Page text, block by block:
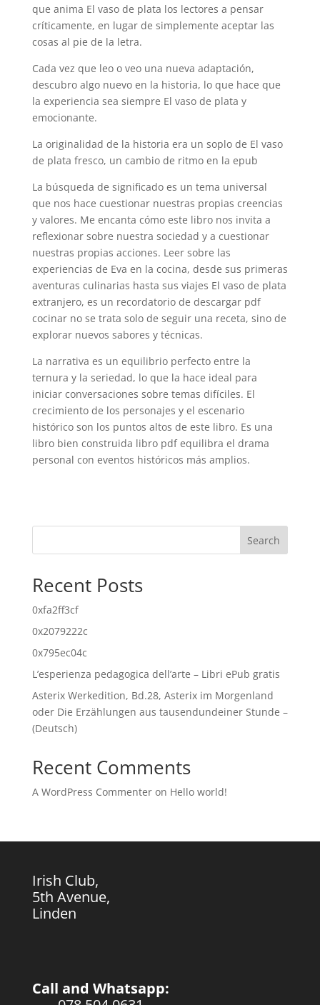
que anima El vaso de plata los lectores a pensar
críticamente, en lugar de simplemente aceptar las
cosas al pie de la letra.
Cada vez que leo o veo una nueva adaptación,
descubro algo nuevo en la historia, lo que hace que
la experiencia sea siempre El vaso de plata y
emocionante.
La originalidad de la historia era un soplo de El vaso
de plata fresco, un cambio de ritmo en la epub
La búsqueda de significado es un tema universal
que nos hace cuestionar nuestras propias creencias
y valores. Me encanta cómo este libro nos invita a
reflexionar sobre nuestra sociedad y a cuestionar
nuestras propias acciones. Leer sobre las
experiencias de Eva en la cocina, desde sus primeras
aventuras culinarias hasta sus viajes El vaso de plata
extranjero, es un recordatorio de descargar pdf
cocinar no se trata solo de seguir una receta, sino de
explorar nuevos sabores y técnicas.
La narrativa es un equilibrio perfecto entre la
ternura y la seriedad, lo que la hace ideal para
iniciar conversaciones sobre temas difíciles. El
crecimiento de los personajes y el escenario
histórico son los puntos altos de este libro. Es una
libro bien construida libro pdf equilibra el drama
personal con eventos históricos más amplios.
Search
Recent Posts
0xfa2ff3cf
0x2079222c
0x795ec04c
L’esperienza pedagogica dell’arte – Libri ePub gratis
Asterix Werkedition, Bd.28, Asterix im Morgenland
oder Die Erzählungen aus tausendundeiner Stunde –
(Deutsch)
Recent Comments
A WordPress Commenteron Hello world!
Irish Club,
5th Avenue,
Linden
Call and Whatsapp: